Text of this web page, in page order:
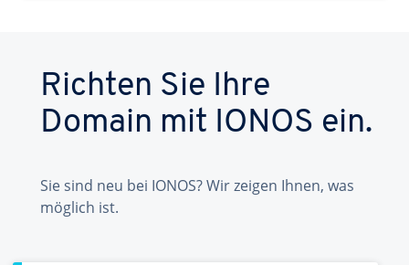
Richten Sie Ihre
Domain mit IONOS ein.
Sie sind neu bei IONOS? Wir zeigen Ihnen, was
möglich ist.